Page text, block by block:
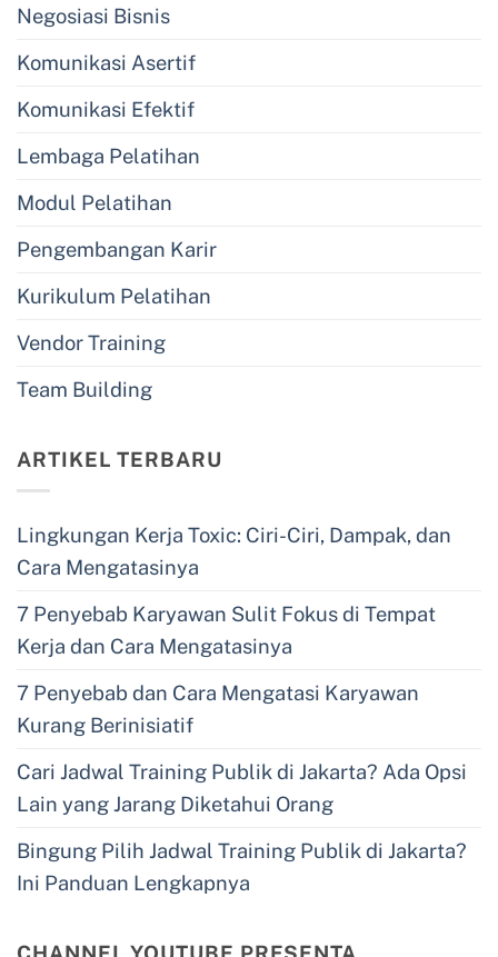
Negosiasi Bisnis
Komunikasi Asertif
Komunikasi Efektif
Lembaga Pelatihan
Modul Pelatihan
Pengembangan Karir
Kurikulum Pelatihan
Vendor Training
Team Building
ARTIKEL TERBARU
Lingkungan Kerja Toxic: Ciri-Ciri, Dampak, dan
Cara Mengatasinya
7 Penyebab Karyawan Sulit Fokus di Tempat
Kerja dan Cara Mengatasinya
7 Penyebab dan Cara Mengatasi Karyawan
Kurang Berinisiatif
Cari Jadwal Training Publik di Jakarta? Ada Opsi
Lain yang Jarang Diketahui Orang
Bingung Pilih Jadwal Training Publik di Jakarta?
Ini Panduan Lengkapnya